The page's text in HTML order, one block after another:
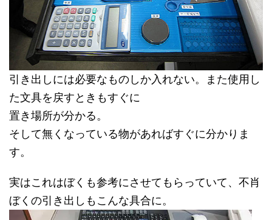
引き出しには必要なものしか入れない。また使用し
た文具を戻すときもすぐに
置き場所が分かる。
そして無くなっている物があればすぐに分かりま
す。
実はこれはぼくも参考にさせてもらっていて、不肖
ぼくの引き出しもこんな具合に。